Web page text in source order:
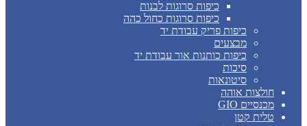
כיפות סרוגות לבנות
כיפות סרוגות כחול כהה
כיפות פריק עבודת יד
מבצעים
כיפות כותנות אור עבודת יד
סיכות
סיטונאות
חולצות אוהה
מכנסיים GIO
טלית קטן